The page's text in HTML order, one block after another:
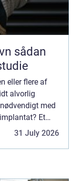
eller flere af
alvorlig
med
Et
en hel tand,
31 July 2026